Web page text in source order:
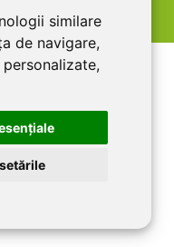
similare
de navigare,
J12/1817/1995